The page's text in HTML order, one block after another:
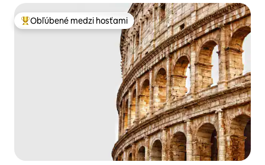
Najobľúbenejšie medzi hosťami
Obľúbené medzi hosťami